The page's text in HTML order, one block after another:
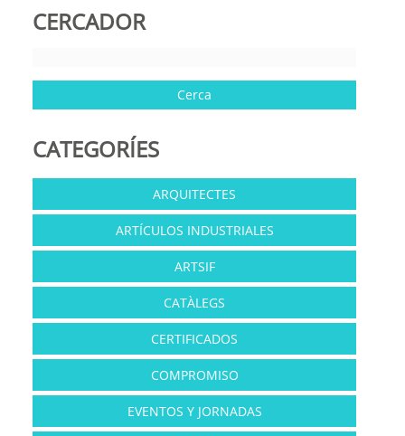
CERCADOR
CATEGORÍES
ARQUITECTES
ARTÍCULOS INDUSTRIALES
ARTSIF
CATÀLEGS
CERTIFICADOS
COMPROMISO
EVENTOS Y JORNADAS